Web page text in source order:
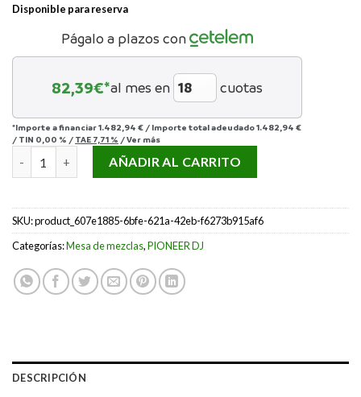
Disponible para reserva
Págalo a plazos con
82,39€*al mes en cuotas
*Importe a financiar1.482,94 € / Importe total adeudado1.482,94 €
/ TIN 0,00 % / TAE 7,71 % /Ver más
Pioneer Dj DJM-750MK2 cantidad
AÑADIR AL CARRITO
SKU:product_607e1885-6bfe-621a-42eb-f6273b915af6
Categorías:Mesa de mezclas,PIONEER DJ
DESCRIPCIÓN